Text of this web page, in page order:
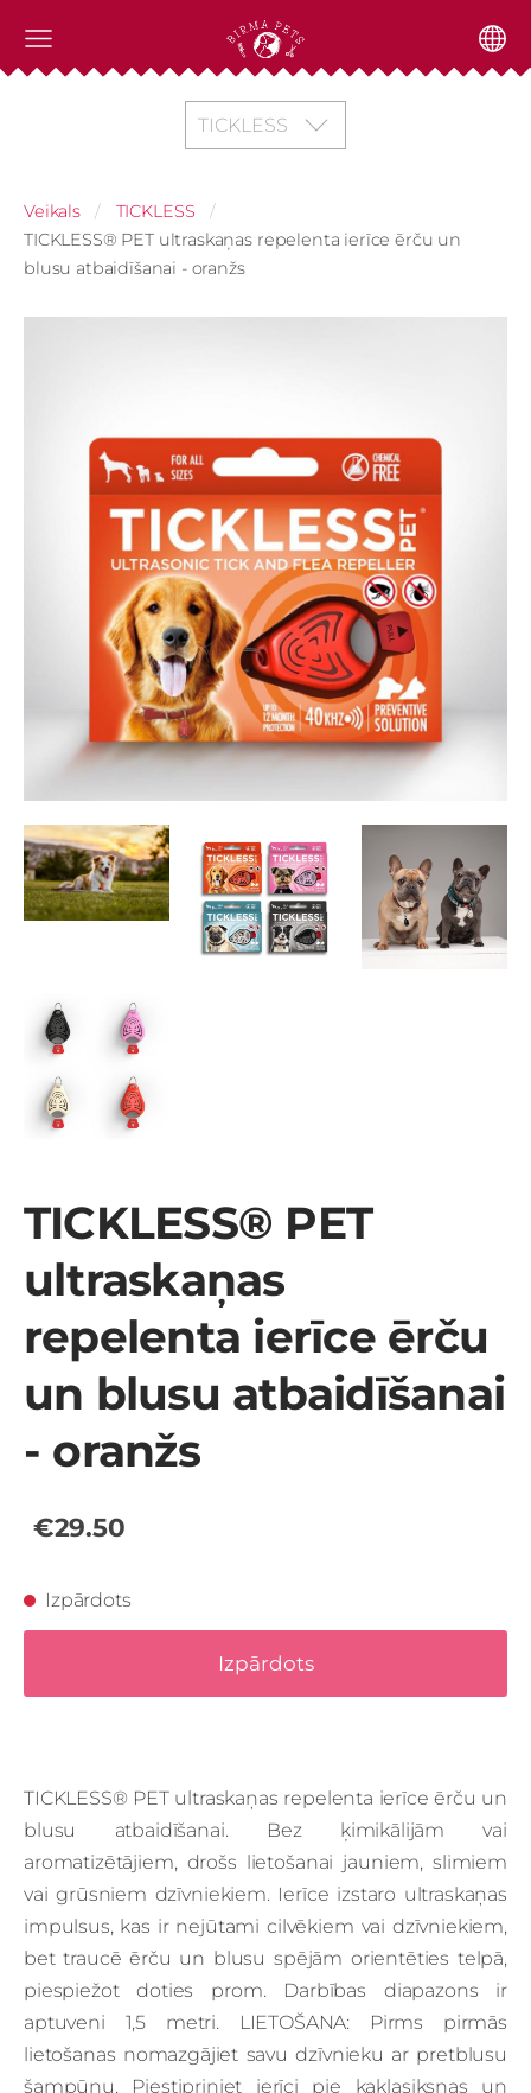
TICKLESS
Veikals
TICKLESS
TICKLESS® PET ultraskaņas repelenta ierīce ērču un
blusu atbaidīšanai - oranžs
TICKLESS® PET
ultraskaņas
repelenta ierīce ērču
un blusu atbaidīšanai
- oranžs
€29.50
Izpārdots
Izpārdots
TICKLESS® PET ultraskaņas repelenta ierīce ērču un
blusu atbaidīšanai. Bez ķimikālijām vai
aromatizētājiem, drošs lietošanai jauniem, slimiem
vai grūsniem dzīvniekiem. Ierīce izstaro ultraskaņas
impulsus, kas ir nejūtami cilvēkiem vai dzīvniekiem,
bet traucē ērču un blusu spējām orientēties telpā,
piespiežot doties prom. Darbības diapazons ir
aptuveni 1,5 metri. LIETOŠANA: Pirms pirmās
lietošanas nomazgājiet savu dzīvnieku ar pretblusu
šampūnu. Piestipriniet ierīci pie kaklasiksnas un